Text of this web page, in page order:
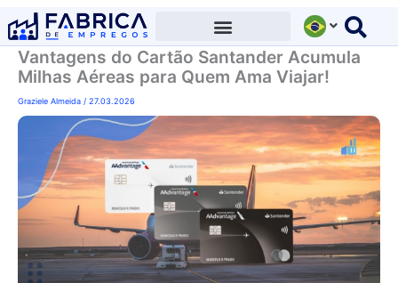
para
conteúdo
Vantagens do Cartão Santander Acumula
Milhas Aéreas para Quem Ama Viajar!
Graziele Almeida / 27.03.2026